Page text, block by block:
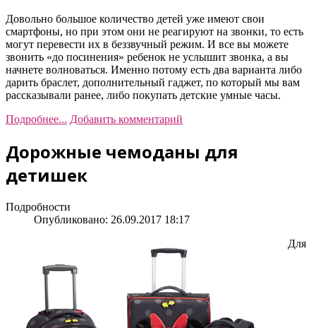
Довольно большое количество детей уже имеют свои
смартфоны, но при этом они не реагируют на звонки, то есть
могут перевести их в беззвучный режим. И все вы можете
звонить «до посинения» ребенок не услышит звонка, а вы
начнете волноваться. Именно потому есть два варианта либо
дарить браслет, дополнительный гаджет, по который мы вам
рассказывали ранее, либо покупать детские умные часы.
Подробнее... Добавить комментарий
Дорожные чемоданы для
детишек
Подробности
Опубликовано: 26.09.2017 18:17
Для